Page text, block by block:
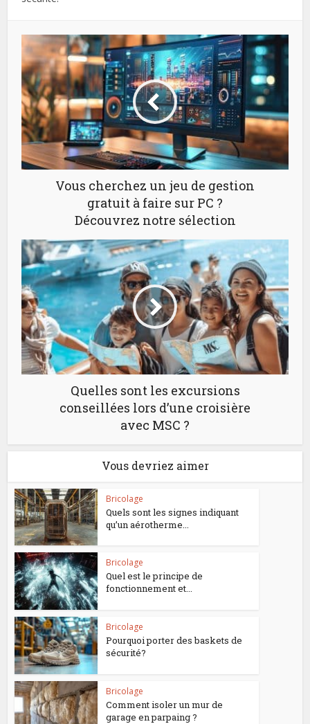
Vous cherchez un jeu de gestion
gratuit à faire sur PC ?
Découvrez notre sélection
Quelles sont les excursions
conseillées lors d’une croisière
avec MSC ?
Vous devriez aimer
Bricolage
Quels sont les signes indiquant
qu’un aérotherme...
Bricolage
Quel est le principe de
fonctionnement et...
Bricolage
Pourquoi porter des baskets de
sécurité?
Bricolage
Comment isoler un mur de
garage en parpaing ?